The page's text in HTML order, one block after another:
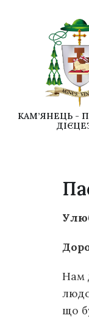
КАМ’ЯНЕЦЬ -
Нам
що